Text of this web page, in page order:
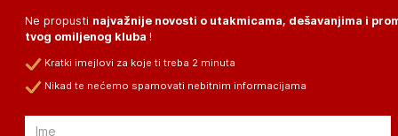
Ne propusti najvažnije novosti o utakmicama, dešavanjima i
tvog omiljenog kluba !
Kratki imejlovi za koje ti treba 2 minuta
Nikad te nećemo spamovati nebitnim informacijama
Email